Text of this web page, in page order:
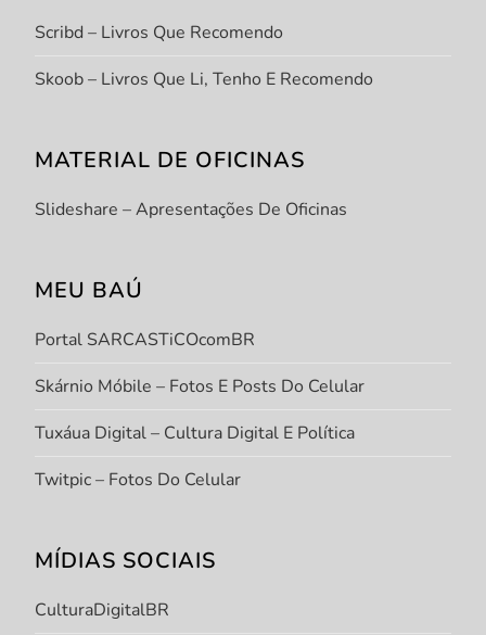
Scribd – Livros Que Recomendo
Skoob – Livros Que Li, Tenho E Recomendo
MATERIAL DE OFICINAS
Slideshare – Apresentações De Oficinas
MEU BAÚ
Portal SARCASTiCOcomBR
Skárnio Móbile – Fotos E Posts Do Celular
Tuxáua Digital – Cultura Digital E Política
Twitpic – Fotos Do Celular
MÍDIAS SOCIAIS
CulturaDigitalBR